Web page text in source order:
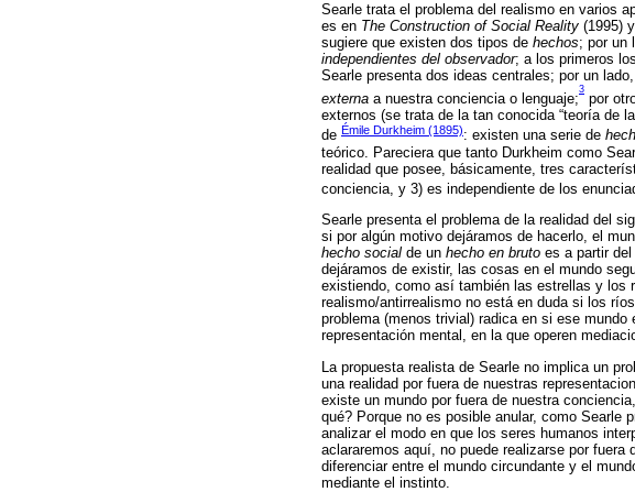
Searle trata el problema del realismo en varios
es en The Construction of Social Reality (1995)
sugiere que existen dos tipos de hechos; por un
independientes del observador; a los primeros
Searle presenta dos ideas centrales; por un
externa a nuestra conciencia o lenguaje;
3
por
externos (se trata de la tan conocida “teoría de
de Émile Durkheim (1895): existen una serie de
teórico. Pareciera que tanto Durkheim como
realidad que posee, básicamente, tres
conciencia, y 3) es independiente de los
Searle presenta el problema de la realidad del
si por algún motivo dejáramos de hacerlo, el
hecho social de un hecho en bruto es a partir
dejáramos de existir, las cosas en el mundo
existiendo, como así también las estrellas y los
realismo/antirrealismo no está en duda si los
problema (menos trivial) radica en si ese
representación mental, en la que operen
La propuesta realista de Searle no implica un
una realidad por fuera de nuestras
existe un mundo por fuera de nuestra
qué? Porque no es posible anular, como Searle
analizar el modo en que los seres humanos
aclararemos aquí, no puede realizarse por
diferenciar entre el mundo circundante y el
mediante el instinto.